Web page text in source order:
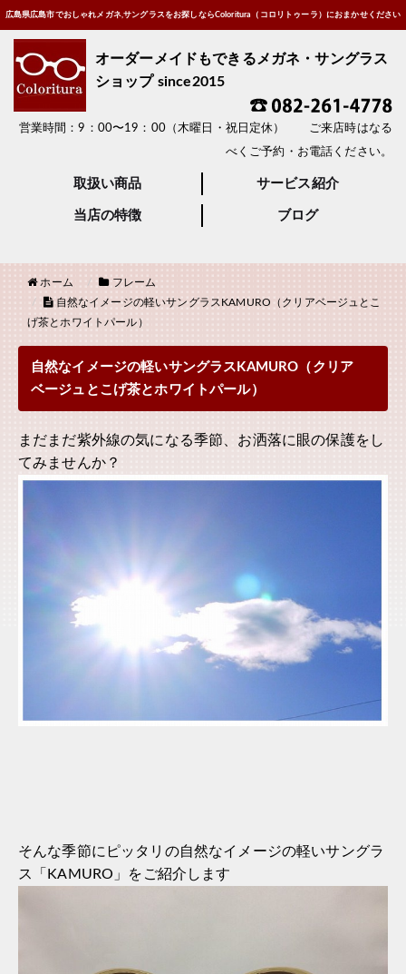
広島県広島市でおしゃれメガネ,サングラスをお探しならColoritura（コロリトゥーラ）におまかせください
オーダーメイドもできるメガネ・サングラス
ショップ since2015
営業時間：9：00〜19：00（木曜日・祝日定休） ご来店時はなる
べくご予約・お電話ください。
取扱い商品 サービス紹介
当店の特徴 ブログ
ホーム
フレーム
自然なイメージの軽いサングラスKAMURO（クリアベージュとこ
げ茶とホワイトパール）
自然なイメージの軽いサングラスKAMURO（クリア
ベージュとこげ茶とホワイトパール）
まだまだ紫外線の気になる季節、お洒落に眼の保護をし
てみませんか？
そんな季節にピッタリの自然なイメージの軽いサングラ
ス「KAMURO」をご紹介します